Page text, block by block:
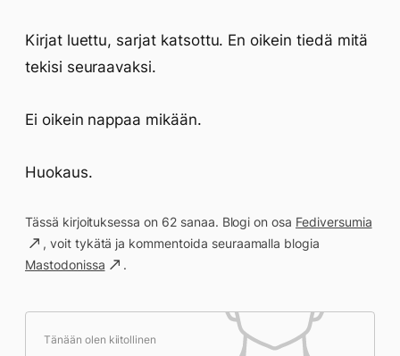
Kirjat luettu, sarjat katsottu. En oikein tiedä mitä
tekisi seuraavaksi.
Ei oikein nappaa mikään.
Huokaus.
Tässä kirjoituksessa on 62 sanaa. Blogi on osa Fediversumia
, voit tykätä ja kommentoida seuraamalla blogia
Mastodonissa
.
Tänään olen kiitollinen